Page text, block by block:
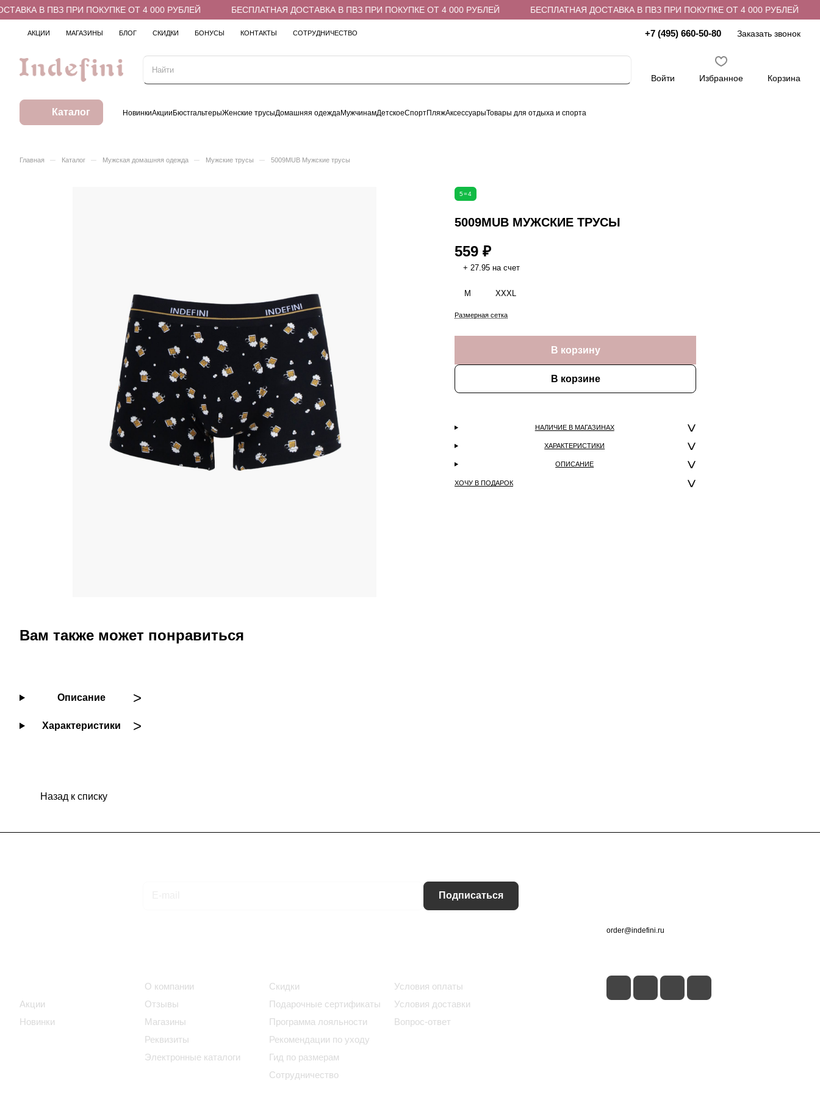
В ПВЗ ПРИ ПОКУПКЕ ОТ 4 000 РУБЛЕЙ БЕСПЛАТНАЯ ДОСТАВКА В ПВЗ ПРИ ПОКУПКЕ ОТ 4 000 РУБЛЕЙ БЕСПЛАТНАЯ ДОСТАВКА В ПВЗ ПРИ ПОКУПКЕ ОТ 4 000 РУБЛЕЙ
АКЦИИ МАГАЗИНЫ БЛОГ СКИДКИ БОНУСЫ КОНТАКТЫ СОТРУДНИЧЕСТВО +7 (495) 660-50-80 Заказать звонок
Войти Избранное Корзина
Каталог НовинкиАкцииБюстгальтерыЖенские трусыДомашняя одеждаМужчинамДетскоеСпортПляжАксессуарыТовары для отдыха и спорта
Главная – Каталог – Мужская домашняя одежда – Мужские трусы – 5009MUB Мужские трусы
5=4
5009MUB МУЖСКИЕ ТРУСЫ
559 ₽
+ 27.95 на счет
M XXXL
Размерная сетка
В корзину
В корзине
НАЛИЧИЕ В МАГАЗИНАХ
ХАРАКТЕРИСТИКИ
ОПИСАНИЕ
ХОЧУ В ПОДАРОК
Вам также может понравиться
Описание
Характеристики
Назад к списку
Подписаться
Акции
Новинки
О компании
Отзывы
Магазины
Реквизиты
Электронные каталоги
Скидки
Подарочные сертификаты
Программа лояльности
Рекомендации по уходу
Гид по размерам
Сотрудничество
Условия оплаты
Условия доставки
Вопрос-ответ
order@indefini.ru